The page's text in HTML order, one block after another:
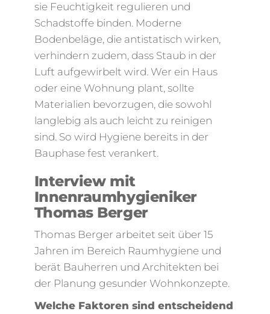
sie Feuchtigkeit regulieren und
Schadstoffe binden. Moderne
Bodenbeläge, die antistatisch wirken,
verhindern zudem, dass Staub in der
Luft aufgewirbelt wird. Wer ein Haus
oder eine Wohnung plant, sollte
Materialien bevorzugen, die sowohl
langlebig als auch leicht zu reinigen
sind. So wird Hygiene bereits in der
Bauphase fest verankert.
Interview mit
Innenraumhygieniker
Thomas Berger
Thomas Berger arbeitet seit über 15
Jahren im Bereich Raumhygiene und
berät Bauherren und Architekten bei
der Planung gesunder Wohnkonzepte.
Welche Faktoren sind entscheidend